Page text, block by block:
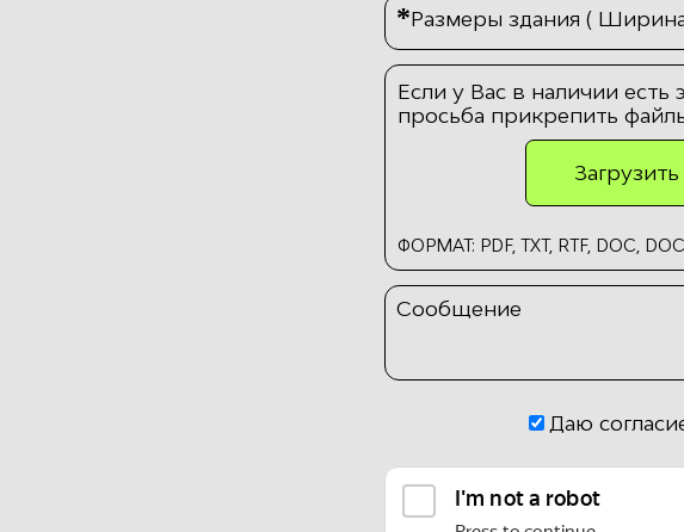
*Размеры здания (
Если у Вас в наличии есть
просьба прикрепить
ФОРМАТ: PDF, TXT, RTF, DOC,
Сообщение
Даю